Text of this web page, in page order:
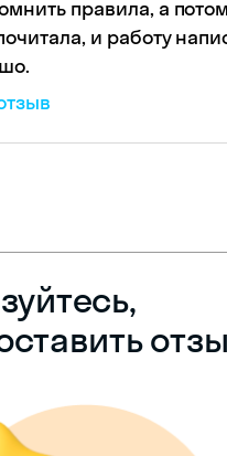
правила, а потом
и работу